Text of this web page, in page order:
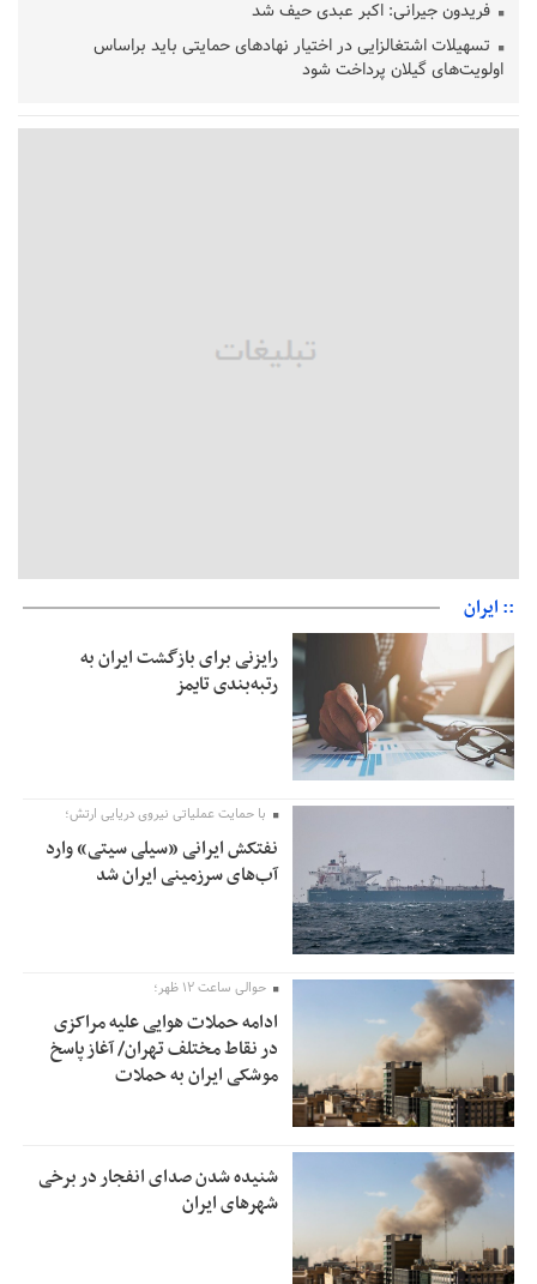
فریدون جیرانی: اکبر عبدی حیف شد
تسهیلات اشتغالزایی در اختیار نهادهای حمایتی باید براساس
اولویت‌های گیلان پرداخت شود
قلعه‌نویی مشخص شد
:: ایران
رایزنی برای بازگشت ایران به
رتبه‌بندی تایمز
با حمایت عملیاتی نیروی دریایی ارتش؛
نفتکش ایرانی «سیلی سیتی» وارد
آب‌های سرزمینی ایران شد
حوالی ساعت ۱۲ ظهر؛
ادامه حملات هوایی علیه مراکزی
در نقاط مختلف تهران/ آغاز پاسخ
موشکی ایران به حملات
شنیده شدن صدای انفجار در برخی
شهرهای ایران